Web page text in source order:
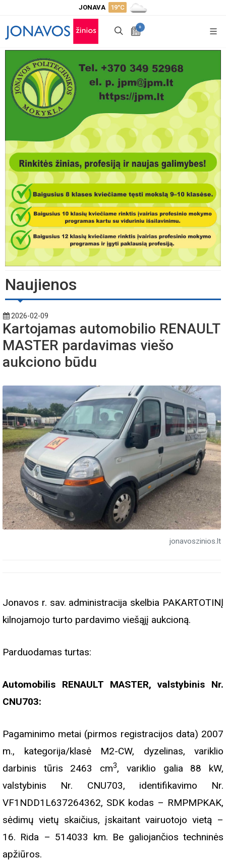
JONAVA 19°C
+
Naujienos
2026-02-09
Kartojamas automobilio RENAULT
MASTER pardavimas viešo
aukciono būdu
jonavoszinios.lt
Jonavos r. sav. administracija skelbia PAKARTOTINĮ
kilnojamojo turto pardavimo viešąjį aukcioną.
Parduodamas turtas:
Automobilis RENAULT MASTER, valstybinis Nr.
CNU703:
Pagaminimo metai (pirmos registracijos data) 2007
m., kategorija/klasė M2-CW, dyzelinas, variklio
darbinis tūris 2463 cm3, variklio galia 88 kW,
valstybinis Nr. CNU703, identifikavimo Nr.
VF1NDD1L637264362, SDK kodas – RMPMPKAK,
sėdimų vietų skaičius, įskaitant vairuotojo vietą –
16. Rida – 514033 km. Be galiojančios techninės
apžiūros.